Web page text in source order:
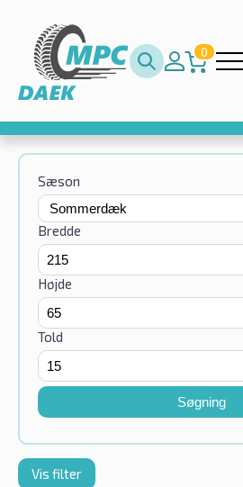
0
Sæson
Bredde
Højde
Told
Søgning
Vis filter